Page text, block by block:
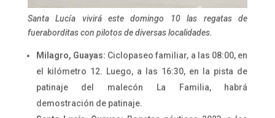
Santa Lucía vivirá este domingo 10 las regatas de
fueraborditas con pilotos de diversas localidades.
Milagro, Guayas: Ciclopaseo familiar, a las 08:00, en
el kilómetro 12. Luego, a las 16:30, en la pista de
patinaje del malecón La Familia, habrá
demostración de patinaje.